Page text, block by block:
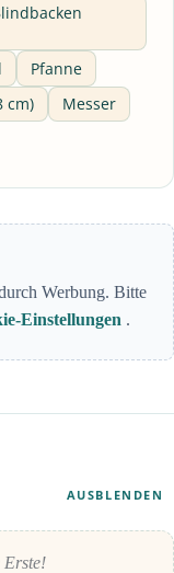
Pfanne
cm)
Messer
Werbung. Bitte
Einstellungen .
AUSBLENDEN
Erste!